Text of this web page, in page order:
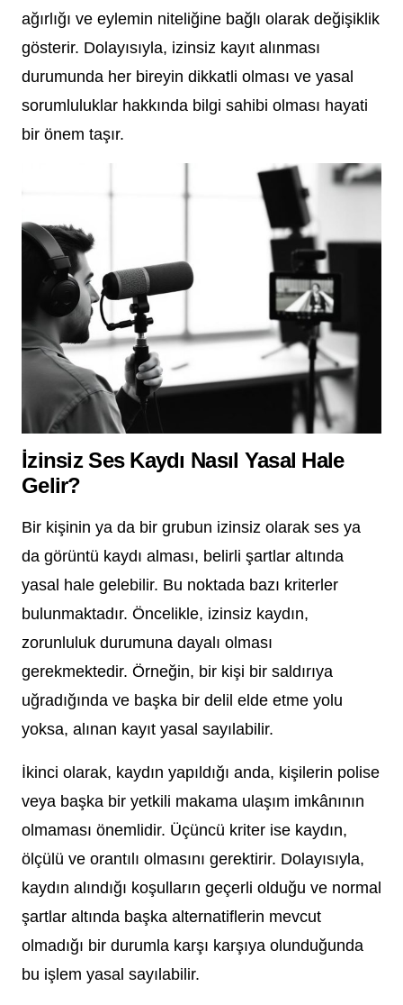
ağırlığı ve eylemin niteliğine bağlı olarak değişiklik
gösterir. Dolayısıyla, izinsiz kayıt alınması
durumunda her bireyin dikkatli olması ve yasal
sorumluluklar hakkında bilgi sahibi olması hayati
bir önem taşır.
İzinsiz Ses Kaydı Nasıl Yasal Hale
Gelir?
Bir kişinin ya da bir grubun izinsiz olarak ses ya
da görüntü kaydı alması, belirli şartlar altında
yasal hale gelebilir. Bu noktada bazı kriterler
bulunmaktadır. Öncelikle, izinsiz kaydın,
zorunluluk durumuna dayalı olması
gerekmektedir. Örneğin, bir kişi bir saldırıya
uğradığında ve başka bir delil elde etme yolu
yoksa, alınan kayıt yasal sayılabilir.
İkinci olarak, kaydın yapıldığı anda, kişilerin polise
veya başka bir yetkili makama ulaşım imkânının
olmaması önemlidir. Üçüncü kriter ise kaydın,
ölçülü ve orantılı olmasını gerektirir. Dolayısıyla,
kaydın alındığı koşulların geçerli olduğu ve normal
şartlar altında başka alternatiflerin mevcut
olmadığı bir durumla karşı karşıya olunduğunda
bu işlem yasal sayılabilir.